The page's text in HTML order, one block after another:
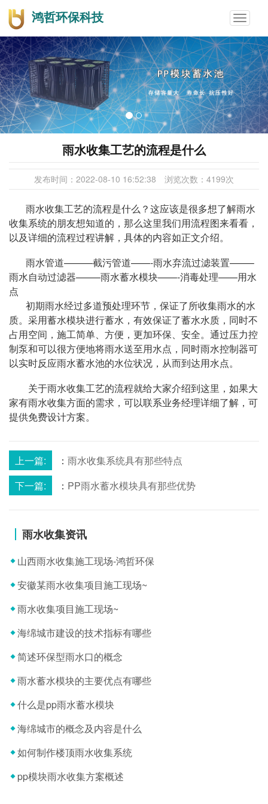
鸿哲环保科技
Toggle
雨水收集工艺的流程是什么
发布时间： 2022-08-10 16:52:38 浏览次数： 4199次
雨水收集工艺的流程是什么？这应该是很多想了解雨水
收集系统的朋友想知道的，那么这里我们用流程图来看看，
以及详细的流程过程讲解，具体的内容如正文介绍。
雨水管道———截污管道——-雨水弃流过滤装置——–
雨水自动过滤器——–雨水蓄水模块——-消毒处理——用水
点
初期雨水经过多道预处理环节，保证了所收集雨水的水
质。采用蓄水模块进行蓄水，有效保证了蓄水水质，同时不
占用空间，施工简单、方便，更加环保、安全。通过压力控
制泵和可以很方便地将雨水送至用水点，同时雨水控制器可
以实时反应雨水蓄水池的水位状况，从而到达用水点。
关于雨水收集工艺的流程就给大家介绍到这里，如果大
家有雨水收集方面的需求，可以联系业务经理详细了解，可
提供免费设计方案。
上一篇: ： 雨水收集系统具有那些特点
下一篇:
： PP雨水蓄水模块具有那些优势
雨水收集资讯
山西雨水收集施工现场-鸿哲环保
安徽某雨水收集项目施工现场~
雨水收集项目施工现场~
海绵城市建设的技术指标有哪些
简述环保型雨水口的概念
雨水蓄水模块的主要优点有哪些
什么是pp雨水蓄水模块
海绵城市的概念及内容是什么
如何制作楼顶雨水收集系统
pp模块雨水收集方案概述